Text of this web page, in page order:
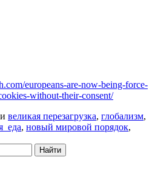
europeans-are-now-being-force-
without-their-consent/
великая перезагрузка, глобализм,
, новый мировой порядок,